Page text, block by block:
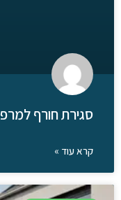
סגירת חורף
קרא עוד »